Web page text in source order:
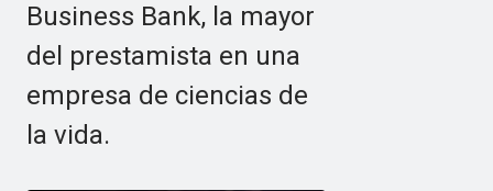
Business Bank, la mayor
del prestamista en una
empresa de ciencias de
la vida.